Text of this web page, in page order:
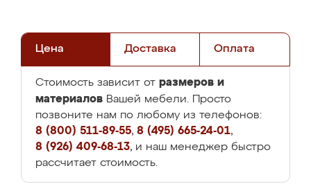
Цена Доставка Оплата
Стоимость зависит от размеров и
материалов Вашей мебели. Просто
позвоните нам по любому из телефонов:
8 (800) 511-89-55, 8 (495) 665-24-01,
8 (926) 409-68-13, и наш менеджер быстро
рассчитает стоимость.